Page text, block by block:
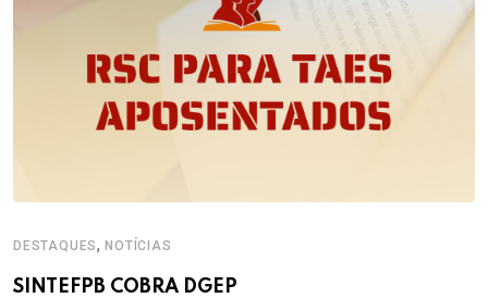
DESTAQUES,NOTÍCIAS
SINTEFPB COBRA DGEP